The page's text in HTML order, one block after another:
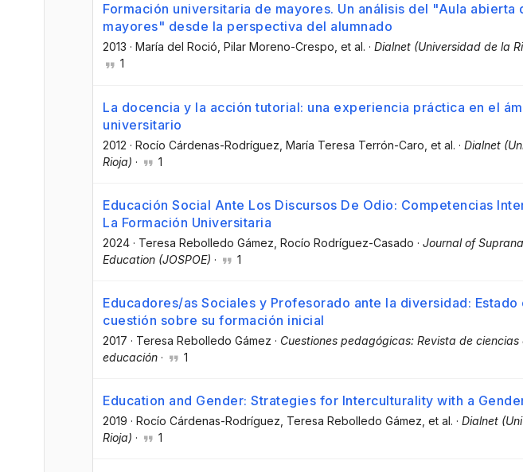
Formación universitaria de mayores. Un análisis del "Aula abierta
mayores" desde la perspectiva del alumnado
2013 · María del Roció , Pilar Moreno-Crespo , et al. · Dialnet (Universidad de la
1
La docencia y la acción tutorial: una experiencia práctica en el
universitario
2012 · Rocío Cárdenas-Rodríguez , María Teresa Terrón-Caro , et al. · Dialnet
Rioja) · 1
Educación Social Ante Los Discursos De Odio: Competencias
La Formación Universitaria
2024 · Teresa Rebolledo Gámez , Rocío Rodríguez-Casado · Journal of
Education (JOSPOE) · 1
Educadores/as Sociales y Profesorado ante la diversidad: Estado
cuestión sobre su formación inicial
2017 · Teresa Rebolledo Gámez · Cuestiones pedagógicas: Revista de ciencias
educación · 1
Education and Gender: Strategies for Interculturality with a
2019 · Rocío Cárdenas-Rodríguez , Teresa Rebolledo Gámez , et al. · Dialnet
Rioja) · 1